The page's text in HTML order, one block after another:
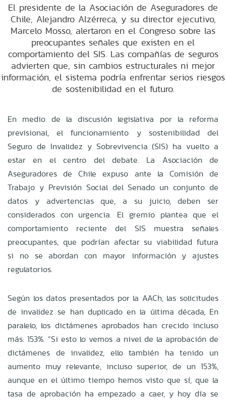
El presidente de la Asociación de Aseguradores de
Chile, Alejandro Alzérreca, y su director ejecutivo,
Marcelo Mosso, alertaron en el Congreso sobre las
preocupantes señales que existen en el
comportamiento del SIS. Las compañías de seguros
advierten que, sin cambios estructurales ni mejor
información, el sistema podría enfrentar serios riesgos
de sostenibilidad en el futuro.
En medio de la discusión legislativa por la reforma
previsional, el funcionamiento y sostenibilidad del
Seguro de Invalidez y Sobrevivencia (SIS) ha vuelto a
estar en el centro del debate. La Asociación de
Aseguradores de Chile expuso ante la Comisión de
Trabajo y Previsión Social del Senado un conjunto de
datos y advertencias que, a su juicio, deben ser
considerados con urgencia. El gremio plantea que el
comportamiento reciente del SIS muestra señales
preocupantes, que podrían afectar su viabilidad futura
si no se abordan con mayor información y ajustes
regulatorios.
Según los datos presentados por la AACh, las solicitudes
de invalidez se han duplicado en la última década, En
paralelo, los dictámenes aprobados han crecido incluso
más: 153%. “Si esto lo vemos a nivel de la aprobación de
dictámenes de invalidez, ello también ha tenido un
aumento muy relevante, incluso superior, de un 153%,
aunque en el último tiempo hemos visto que sí, que la
tasa de aprobación ha empezado a caer, y hoy día se